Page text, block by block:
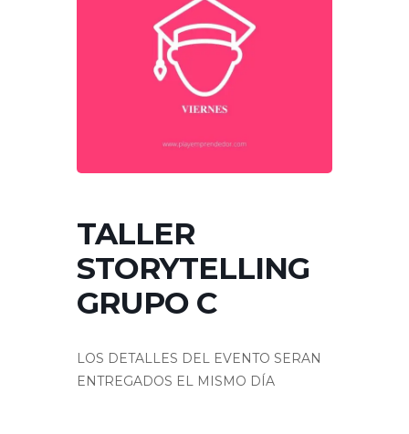
TALLER
STORYTELLING
GRUPO C
LOS DETALLES DEL EVENTO SERAN
ENTREGADOS EL MISMO DÍA